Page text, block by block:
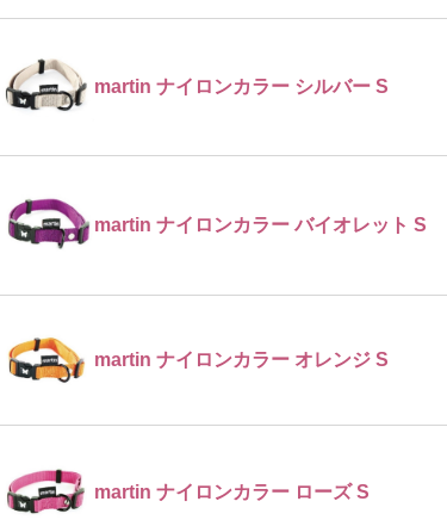
martin ナイロンカラー シルバー S
martin ナイロンカラー バイオレット S
martin ナイロンカラー オレンジ S
martin ナイロンカラー ローズ S